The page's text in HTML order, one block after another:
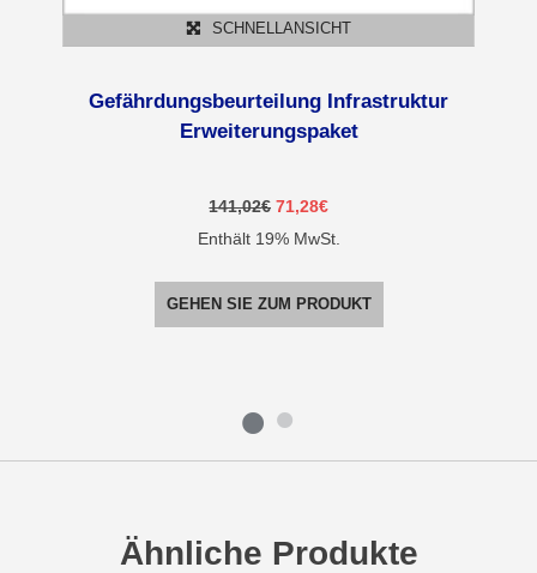
SCHNELLANSICHT
Gefährdungsbeurteilung Infrastruktur
Erweiterungspaket
141,02€ Ursprünglicher
war:
71,28€Aktueller
ist:
Enthält 19% MwSt.
GEHEN SIE ZUM PRODUKT
Ähnliche Produkte